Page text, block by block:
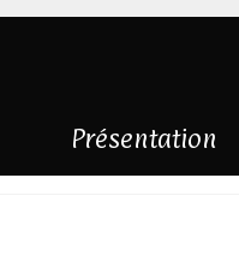
Présentation